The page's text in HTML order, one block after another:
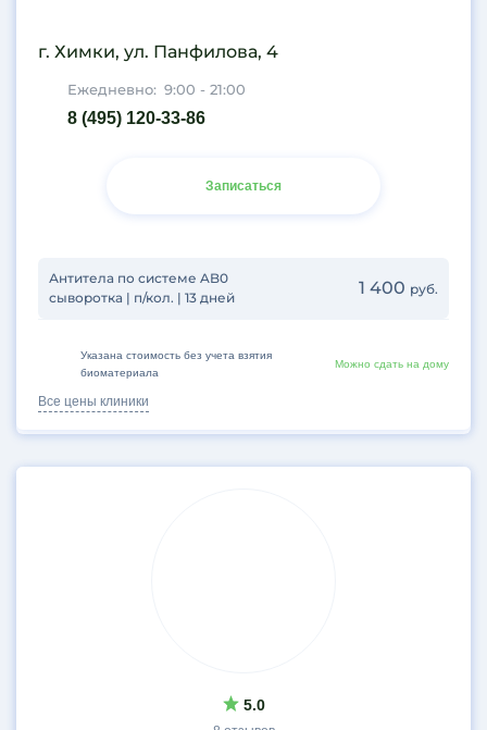
г. Химки, ул. Панфилова, 4
Ежедневно: 9:00 - 21:00
8 (495) 120-33-86
Записаться
Антитела по системе AB0
сыворотка | п/кол. | 13 дней
1 400 руб.
Все цены клиники
Указана стоимость без учета взятия
биоматериала
Можно сдать на дому
5.0